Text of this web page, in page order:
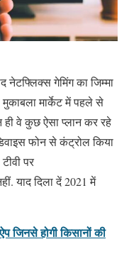
गेमिंग का जिम्मा
मार्केट में पहले से
वे कुछ ऐसा प्लान कर रहे
फोन से कंट्रोल किया
पर
याद दिला दें 2021 में
जिनसे होगी किसानों की